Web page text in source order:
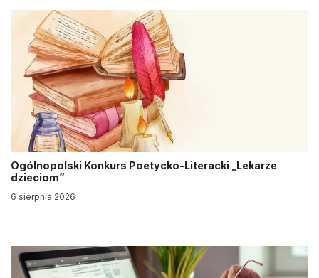
Ogólnopolski Konkurs Poetycko-Literacki „Lekarze
dzieciom”
6 sierpnia 2026